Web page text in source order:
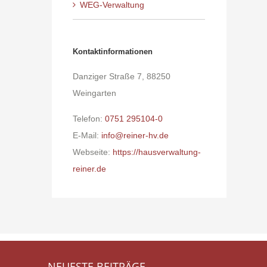
WEG-Verwaltung
Kontaktinformationen
Danziger Straße 7, 88250
Weingarten
Telefon:0751 295104-0
E-Mail: info@reiner-hv.de
Webseite: https://hausverwaltung-
reiner.de